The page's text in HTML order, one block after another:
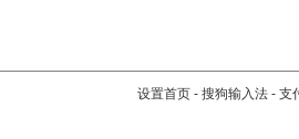
设置首页 - 搜狗输入法 - 支